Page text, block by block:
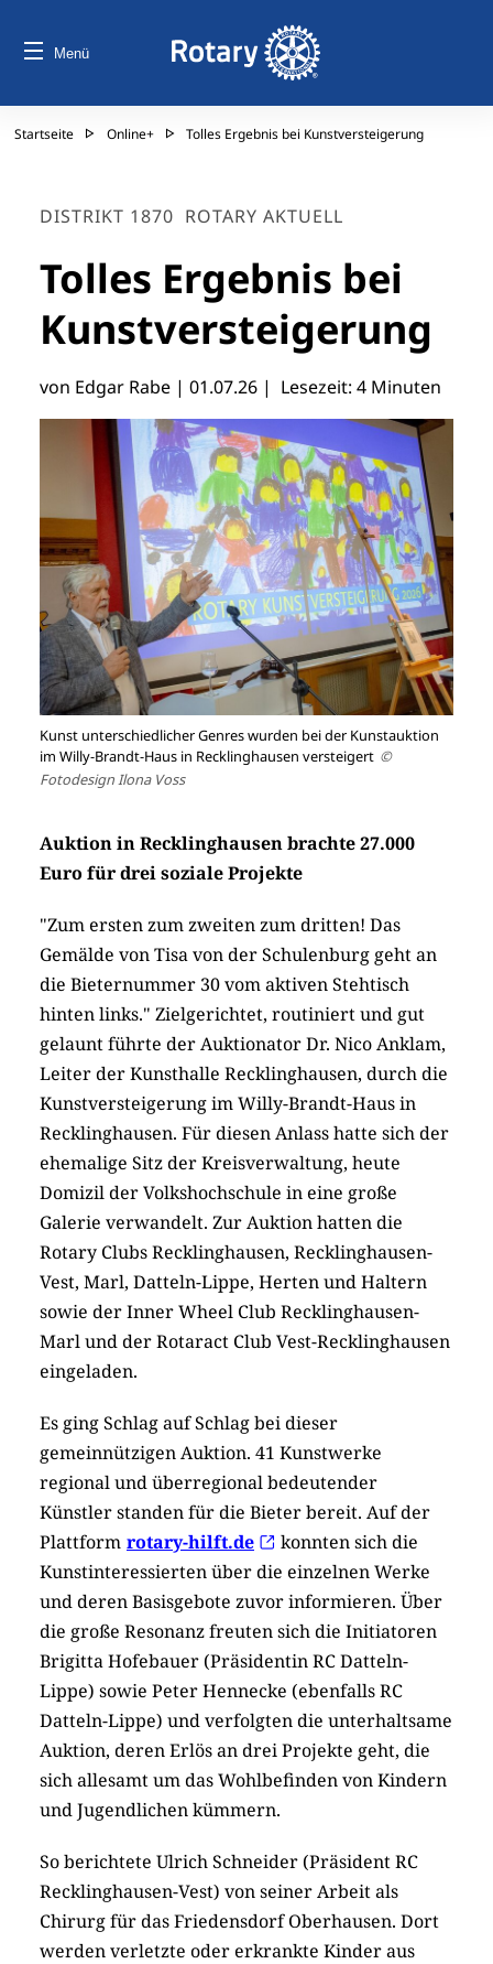
Menü
Startseite Online+ Tolles Ergebnis bei Kunstversteigerung
DISTRIKT 1870 ROTARY AKTUELL
Tolles Ergebnis bei
Kunstversteigerung
von Edgar Rabe | 01.07.26 | Lesezeit: 4 Minuten
Kunst unterschiedlicher Genres wurden bei der Kunstauktion
im Willy-Brandt-Haus in Recklinghausen versteigert ©
Fotodesign Ilona Voss
Auktion in Recklinghausen brachte 27.000
Euro für drei soziale Projekte
"Zum ersten zum zweiten zum dritten! Das
Gemälde von Tisa von der Schulenburg geht an
die Bieternummer 30 vom aktiven Stehtisch
hinten links." Zielgerichtet, routiniert und gut
gelaunt führte der Auktionator Dr. Nico Anklam,
Leiter der Kunsthalle Recklinghausen, durch die
Kunstversteigerung im Willy-Brandt-Haus in
Recklinghausen. Für diesen Anlass hatte sich der
ehemalige Sitz der Kreisverwaltung, heute
Domizil der Volkshochschule in eine große
Galerie verwandelt. Zur Auktion hatten die
Rotary Clubs Recklinghausen, Recklinghausen-
Vest, Marl, Datteln-Lippe, Herten und Haltern
sowie der Inner Wheel Club Recklinghausen-
Marl und der Rotaract Club Vest-Recklinghausen
eingeladen.
Es ging Schlag auf Schlag bei dieser
gemeinnützigen Auktion. 41 Kunstwerke
regional und überregional bedeutender
Künstler standen für die Bieter bereit. Auf der
Plattform rotary-hilft.de
konnten sich die
Kunstinteressierten über die einzelnen Werke
und deren Basisgebote zuvor informieren. Über
die große Resonanz freuten sich die Initiatoren
Brigitta Hofebauer (Präsidentin RC Datteln-
Lippe) sowie Peter Hennecke (ebenfalls RC
Datteln-Lippe) und verfolgten die unterhaltsame
Auktion, deren Erlös an drei Projekte geht, die
sich allesamt um das Wohlbefinden von Kindern
und Jugendlichen kümmern.
So berichtete Ulrich Schneider (Präsident RC
Recklinghausen-Vest) von seiner Arbeit als
Chirurg für das Friedensdorf Oberhausen. Dort
werden verletzte oder erkrankte Kinder aus